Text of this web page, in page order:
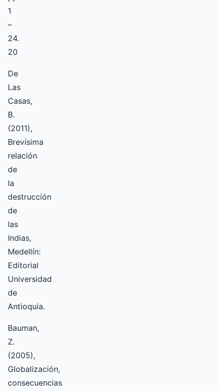
1
–
24.
20
De
Las
Casas,
B.
(2011),
Brevísima
relación
de
la
destrucción
de
las
Indias,
Medellín:
Editorial
Universidad
de
Antioquia.
Bauman,
Z.
(2005),
Globalización,
consecuencias